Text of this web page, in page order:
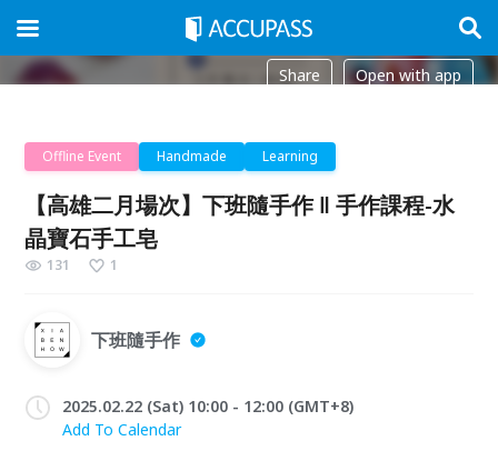
Share Open with app
Offline Event Handmade Learning
【高雄二月場次】下班隨手作 ‖ 手作課程-水
晶寶石手工皂
131 1
下班隨手作
2025.02.22 (Sat) 10:00 - 12:00 (GMT+8)
Add To Calendar